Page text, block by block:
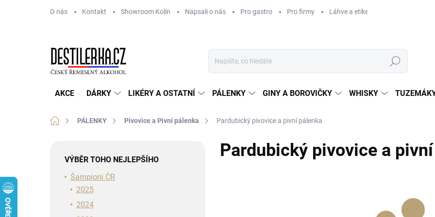
O nás Kontakt Showroom Kolín Napsali o nás Pro gastro Pro firmy Láhve a etikety na míru
Hledat
AKCE DÁRKY LIKÉRY A OSTATNÍ PÁLENKY GINY A BOROVIČKY WHISKY
Domů PÁLENKY Pivovice a Pivní pálenka Pardubický pivovice a pivní pálenka
VÝBĚR TOHO NEJLEPŠÍHO
Šampioni ČR
2025
2024
Pardubický pivovice a